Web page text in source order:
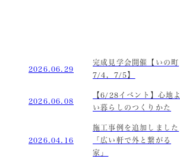
2026.06.29
完成見学会開催【いの町
7/4，7/5】
2026.06.08
【6/28イベント】心地よ
い暮らしのつくりかた
2026.04.16
施工事例を追加しました
「広い軒で外と繋がる
家」